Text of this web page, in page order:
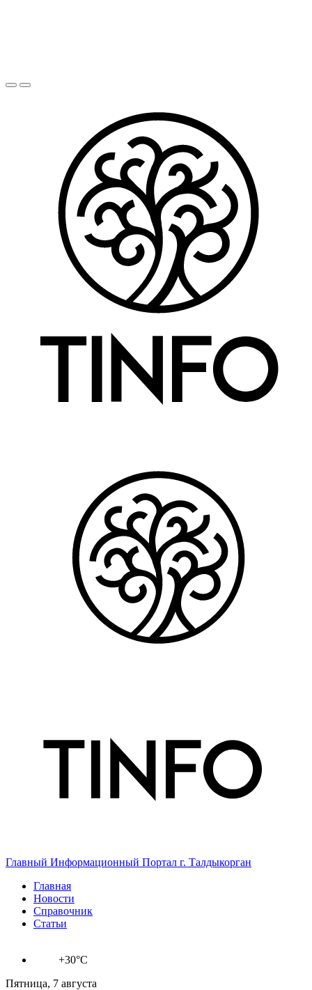
Главный Информационный Портал г. Талдыкорган
Главная
Новости
Справочник
Статьи
+30°C
Пятница, 7 августа